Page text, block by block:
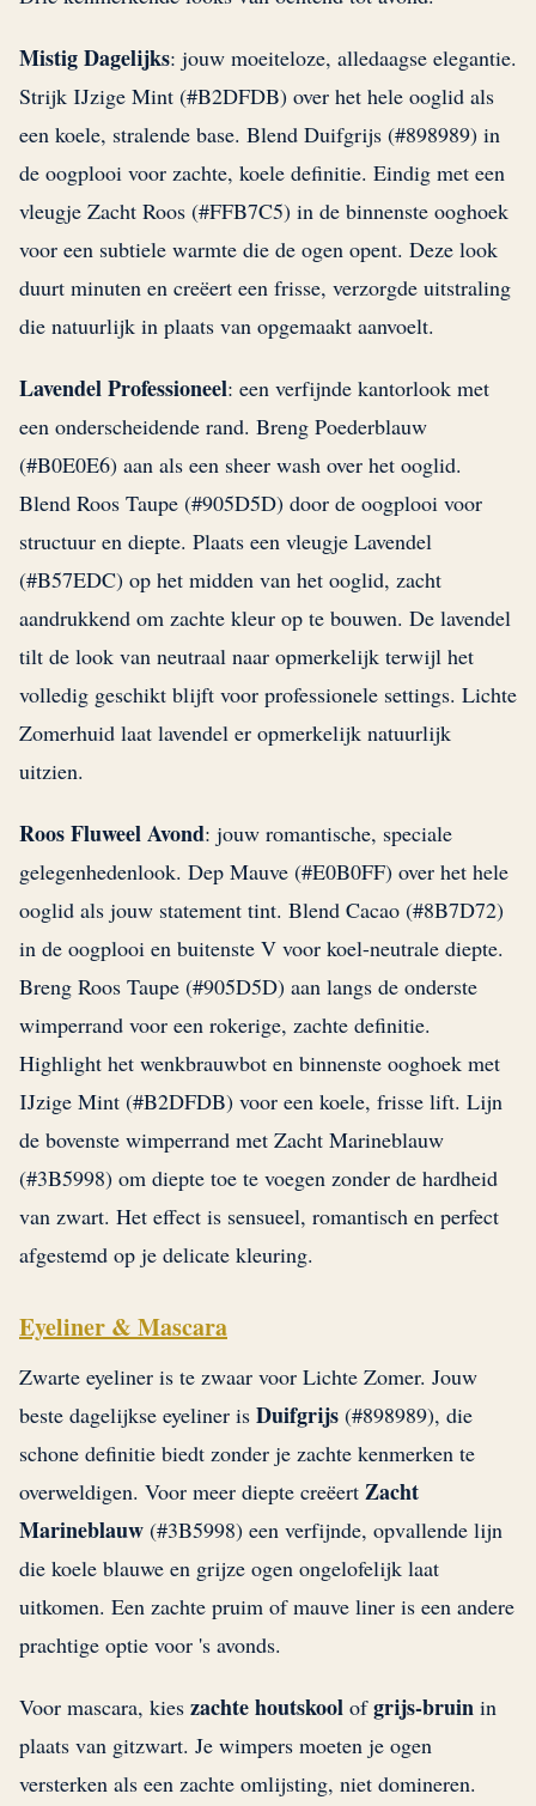
Mistig Dagelijks: jouw moeiteloze, alledaagse elegantie.
Strijk IJzige Mint (#B2DFDB) over het hele ooglid als
een koele, stralende base. Blend Duifgrijs (#898989) in
de oogplooi voor zachte, koele definitie. Eindig met een
vleugje Zacht Roos (#FFB7C5) in de binnenste ooghoek
voor een subtiele warmte die de ogen opent. Deze look
duurt minuten en creëert een frisse, verzorgde uitstraling
die natuurlijk in plaats van opgemaakt aanvoelt.
Lavendel Professioneel: een verfijnde kantorlook met
een onderscheidende rand. Breng Poederblauw
(#B0E0E6) aan als een sheer wash over het ooglid.
Blend Roos Taupe (#905D5D) door de oogplooi voor
structuur en diepte. Plaats een vleugje Lavendel
(#B57EDC) op het midden van het ooglid, zacht
aandrukkend om zachte kleur op te bouwen. De lavendel
tilt de look van neutraal naar opmerkelijk terwijl het
volledig geschikt blijft voor professionele settings. Lichte
Zomerhuid laat lavendel er opmerkelijk natuurlijk
uitzien.
Roos Fluweel Avond: jouw romantische, speciale
gelegenhedenlook. Dep Mauve (#E0B0FF) over het hele
ooglid als jouw statement tint. Blend Cacao (#8B7D72)
in de oogplooi en buitenste V voor koel-neutrale diepte.
Breng Roos Taupe (#905D5D) aan langs de onderste
wimperrand voor een rokerige, zachte definitie.
Highlight het wenkbrauwbot en binnenste ooghoek met
IJzige Mint (#B2DFDB) voor een koele, frisse lift. Lijn
de bovenste wimperrand met Zacht Marineblauw
(#3B5998) om diepte toe te voegen zonder de hardheid
van zwart. Het effect is sensueel, romantisch en perfect
afgestemd op je delicate kleuring.
Eyeliner & Mascara
Zwarte eyeliner is te zwaar voor Lichte Zomer. Jouw
beste dagelijkse eyeliner is Duifgrijs (#898989), die
schone definitie biedt zonder je zachte kenmerken te
overweldigen. Voor meer diepte creëert Zacht
Marineblauw (#3B5998) een verfijnde, opvallende lijn
die koele blauwe en grijze ogen ongelofelijk laat
uitkomen. Een zachte pruim of mauve liner is een andere
prachtige optie voor 's avonds.
Voor mascara, kies zachte houtskool ofgrijs-bruin in
plaats van gitzwart. Je wimpers moeten je ogen
versterken als een zachte omlijsting, niet domineren.